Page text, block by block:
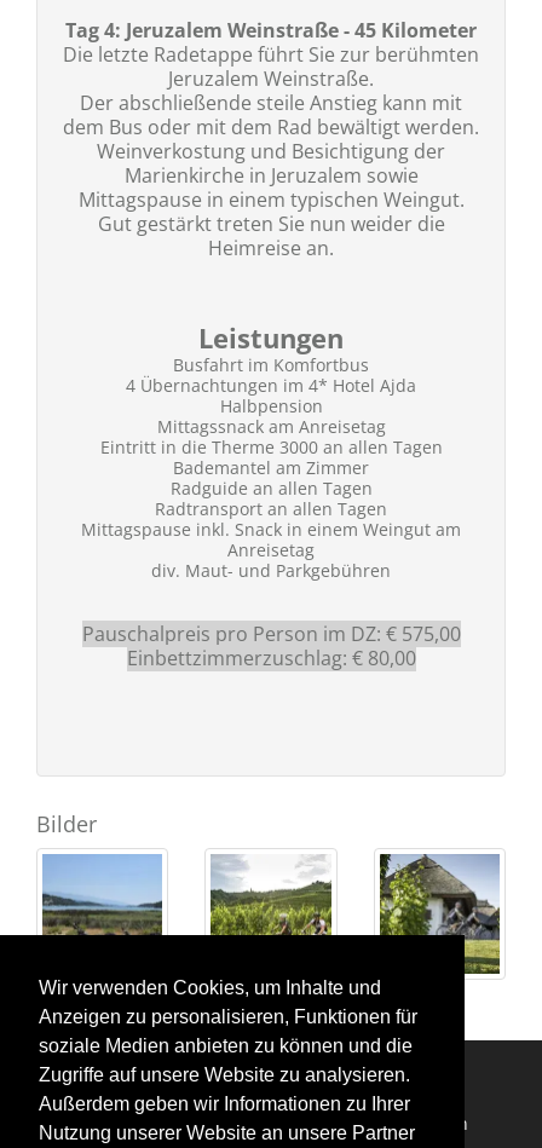
Wir verwenden Cookies, um Inhalte und
Anzeigen zu personalisieren, Funktionen für
soziale Medien anbieten zu können und die
Zugriffe auf unsere Website zu analysieren.
Außerdem geben wir Informationen zu Ihrer
Nutzung unserer Website an unsere Partner
Tag 4: Jeruzalem Weinstraße - 45 Kilometer
Die letzte Radetappe führt Sie zur berühmten
Jeruzalem Weinstraße.
Der abschließende steile Anstieg kann mit
dem Bus oder mit dem Rad bewältigt werden.
Weinverkostung und Besichtigung der
Marienkirche in Jeruzalem sowie
Mittagspause in einem typischen Weingut.
Gut gestärkt treten Sie nun weider die
Heimreise an.
Leistungen
Busfahrt im Komfortbus
4 Übernachtungen im 4* Hotel Ajda
Halbpension
Mittagssnack am Anreisetag
Eintritt in die Therme 3000 an allen Tagen
Bademantel am Zimmer
Radguide an allen Tagen
Radtransport an allen Tagen
Mittagspause inkl. Snack in einem Weingut am
Anreisetag
div. Maut- und Parkgebühren
Pauschalpreis pro Person im DZ: € 575,00
Einbettzimmerzuschlag: € 80,00
Bilder
Impressum Datenschutzerklärung Login